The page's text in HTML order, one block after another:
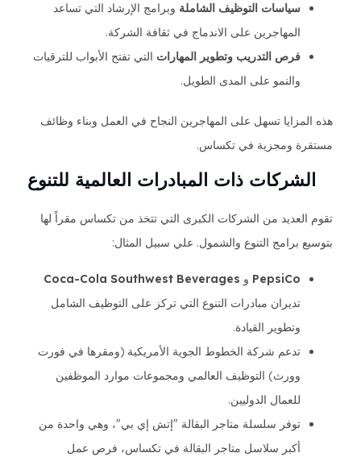
سياسات التوظيف الشاملة وبرامج الإرشاد التي تساعد
المهاجرين على الاندماج في ثقافة الشركة.
فرص التدريب وتطوير المهارات التي تفتح الأبواب للترقيات
والنمو على المدى الطويل.
هذه المزايا تسهل على المهاجرين النجاح في العمل وبناء وظائف
مستقرة ومجزية في تكساس.
الشركات ذات المبادرات العالمية للتنوع
تقوم العديد من الشركات الكبرى التي تتخذ من تكساس مقراً لها
بتوسيع برامج التنوع والشمول. علي سبيل المثال:
PepsiCo و Coca-Cola Southwest Beverages
تديران مبادرات التنوع التي تركز على التوظيف الشامل
وتطوير القيادة.
تدعم شركة الخطوط الجوية الأمريكية (ومقرها في فورت
وورث) التوظيف العالمي ومجموعات موارد الموظفين
للعمال الدوليين.
توفر سلسلة متاجر البقالة "إتش إي بي"، وهي واحدة من
أكبر سلاسل متاجر البقالة في تكساس، فرص عمل